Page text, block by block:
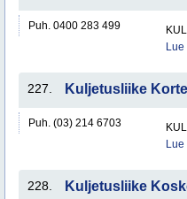
Puh. 0400 283 499
227. Kuljetusliike
Puh. (03) 214 6703
228. Kuljetusliike